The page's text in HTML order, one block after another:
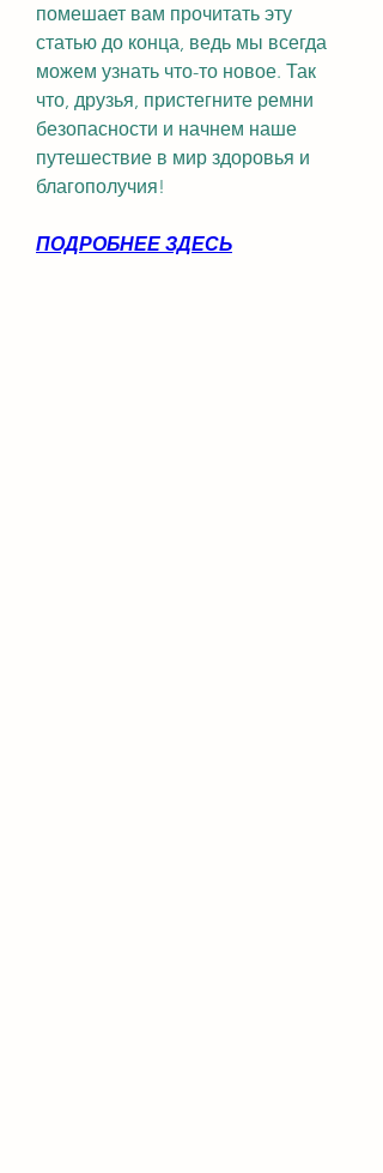
помешает вам прочитать эту
статью до конца, ведь мы всегда
можем узнать что-то новое. Так
что, друзья, пристегните ремни
безопасности и начнем наше
путешествие в мир здоровья и
благополучия!
ПОДРОБНЕЕ ЗДЕСЬ